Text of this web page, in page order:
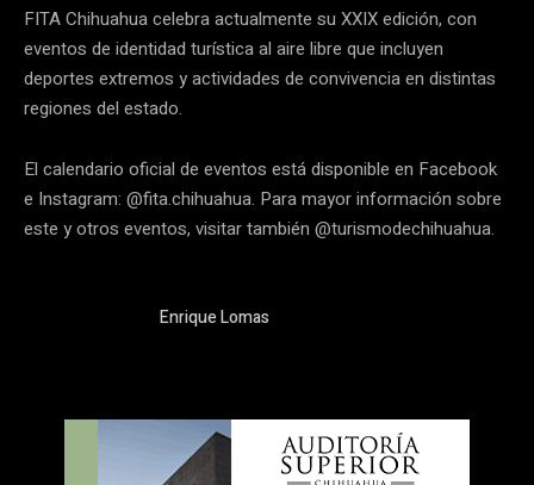
FITA Chihuahua celebra actualmente su XXIX edición, con
eventos de identidad turística al aire libre que incluyen
deportes extremos y actividades de convivencia en distintas
regiones del estado.
El calendario oficial de eventos está disponible en Facebook
e Instagram: @fita.chihuahua. Para mayor información sobre
este y otros eventos, visitar también @turismodechihuahua.
Enrique Lomas